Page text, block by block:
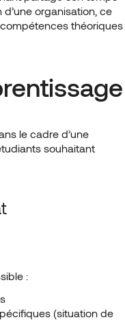
organisation, ce
théoriques
le cadre d’une
souhaitant
:
(situation de